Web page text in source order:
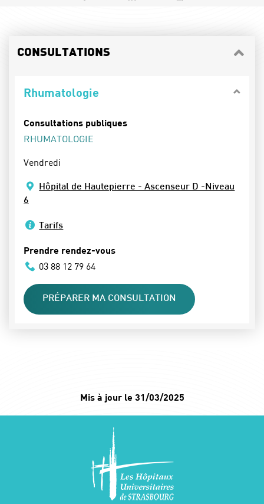
CONSULTATIONS
Rhumatologie
Consultations publiques
RHUMATOLOGIE
Vendredi
Hôpital de Hautepierre - Ascenseur D -Niveau
6
Tarifs
Prendre rendez-vous
03 88 12 79 64
PRÉPARER MA CONSULTATION
Mis à jour le 31/03/2025